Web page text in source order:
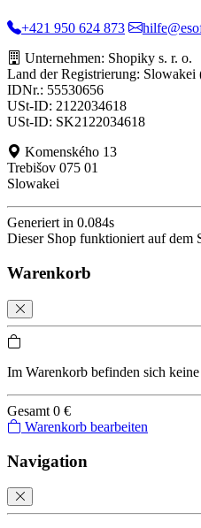
+421 950 624 873
Unternehmen: Shopiky s. r. o.
Land der Registrierung: Slowakei
IDNr.: 55530656
USt-ID: 2122034618
USt-ID: SK2122034618
Komenského 13
Trebišov 075 01
Slowakei
Generiert in 0.084s
Dieser Shop funktioniert auf dem
Warenkorb
Im Warenkorb befinden sich
Gesamt 0 €
Warenkorb bearbeiten
Navigation